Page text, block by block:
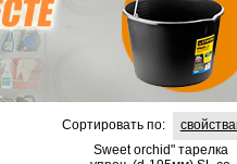
Сортировать по:
Sweet orchid" тарелка